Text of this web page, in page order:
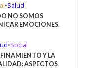
•Salud
NO SOMOS
EMOCIONES.
•Social
Y LA
ASPECTOS